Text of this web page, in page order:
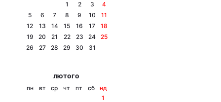
1
2 3
4
5
6 7 8 9 10
11
12
13 14 15 16 17
18
19
20 21 22 23 24
25
26
27 28 29 30 31
лютого
пн вт ср чт пт сб
нд
1